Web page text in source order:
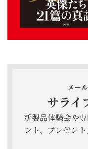
メー
サライ
新製品体験会や
ント、プレゼン